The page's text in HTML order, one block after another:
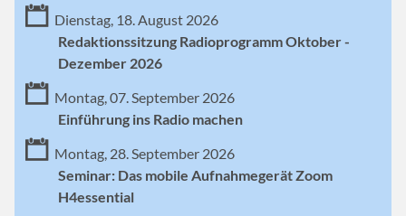
Dienstag, 18. August 2026
Redaktionssitzung Radioprogramm Oktober -
Dezember 2026
Montag, 07. September 2026
Einführung ins Radio machen
Montag, 28. September 2026
Seminar: Das mobile Aufnahmegerät Zoom
H4essential